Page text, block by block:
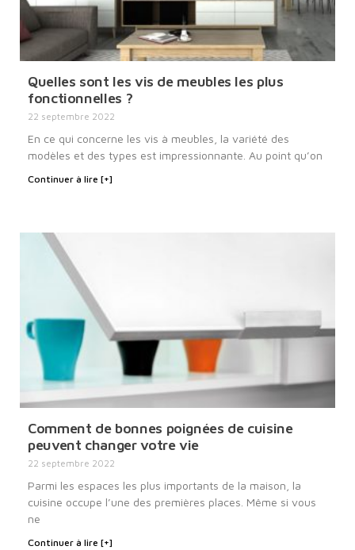
Quelles sont les vis de meubles les plus
fonctionnelles ?
22 septembre 2022
En ce qui concerne les vis à meubles, la variété des
modèles et des types est impressionnante. Au point qu’on
Continuer à lire [+]
Comment de bonnes poignées de cuisine
peuvent changer votre vie
22 septembre 2022
Parmi les espaces les plus importants de la maison, la
cuisine occupe l’une des premières places. Même si vous
ne
Continuer à lire [+]